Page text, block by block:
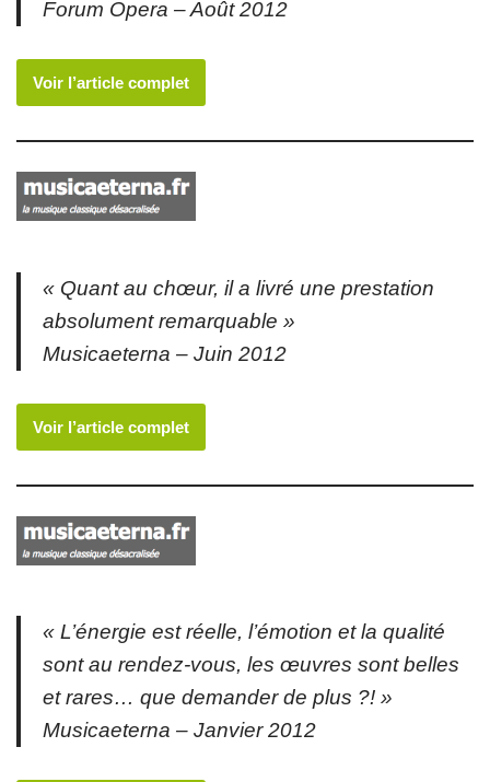
Forum Opera – Août 2012
Voir l’article complet
« Quant au chœur, il a livré une prestation
absolument remarquable »
Musicaeterna – Juin 2012
Voir l’article complet
« L’énergie est réelle, l’émotion et la qualité
sont au rendez-vous, les œuvres sont belles
et rares… que demander de plus ?! »
Musicaeterna – Janvier 2012